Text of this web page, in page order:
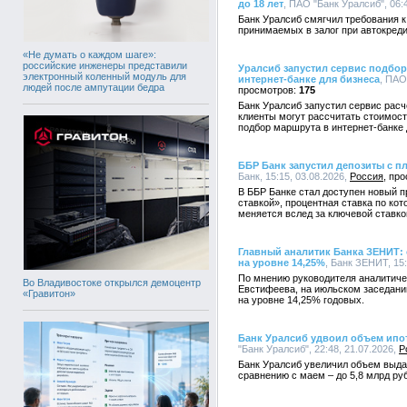
«Не думать о каждом шаге»:
российские инженеры представили
электронный коленный модуль для
людей после ампутации бедра
Во Владивостоке открылся демоцентр
«Гравитон»
до 18 лет , ПАО "Банк Уралсиб",
Банк Уралсиб смягчил требования
принимаемых в залог при
Уралсиб запустил сервис
интернет-банке для бизнеса ,
175
Банк Уралсиб запустил сервис
клиенты могут рассчитать
подбор маршрута в интернет-
ББР Банк запустил депозиты с
Банк, 15:15, 03.08.2026, Россия
В ББР Банке стал доступен новый
ставкой», процентная ставка по
меняется вслед за ключевой
Главный аналитик Банка ЗЕНИТ:
на уровне 14,25% , Банк ЗЕНИТ,
По мнению руководителя
Евстифеева, на июльском
на уровне 14,25% годовых.
Банк Уралсиб удвоил объем
"Банк Уралсиб", 22:48, 21.07.2026,
Банк Уралсиб увеличил объем
сравнению с маем – до 5,8 млрд